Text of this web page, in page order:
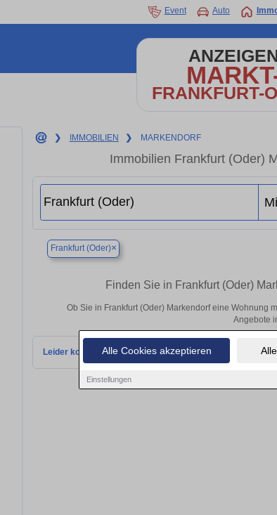
Alle Cookies akzeptieren
Einstellungen
Event Auto
FRANKFURT-
❯ IMMOBILIEN ❯ MARKENDORF
Immobilien Frankfurt (Oder)
Frankfurt (Oder)×
Finden Sie in Frankfurt (Oder)
Ob Sie in Frankfurt (Oder) Markendorf eine Wohnung
Angebote
Leider konnten wir derzeit keine passenden Objekte